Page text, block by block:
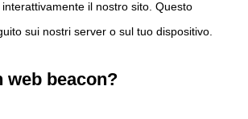
il nostro sito. Questo
sui nostri server o sul tuo dispositivo.
web beacon?